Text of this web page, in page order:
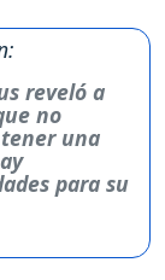
reveló a
no
una
para su